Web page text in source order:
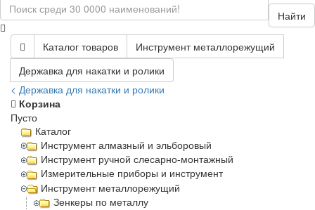
Найти
Каталог товаров
Инструмент металлорежущий
Державка для накатки и ролики
< Державка для накатки и ролики
Корзина
Пусто
Каталог
Инструмент алмазный и эльборовый
Инструмент ручной слесарно-монтажный
Измерительные приборы и инструмент
Инструмент металлорежущий
Зенкеры по металлу